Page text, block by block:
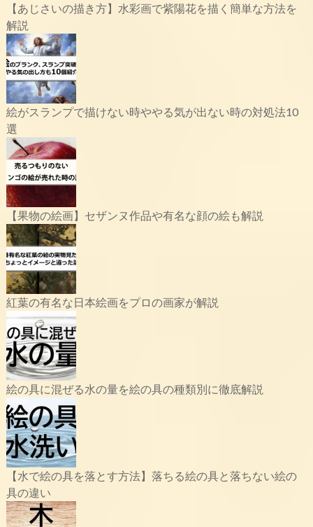
【あじさいの描き方】水彩画で紫陽花を描く簡単な方法を
解説
絵がスランプで描けない時ややる気が出ない時の対処法10
選
【果物の絵画】セザンヌ作品や有名な顔の絵も解説
紅葉の有名な日本絵画をプロの画家が解説
絵の具に混ぜる水の量を絵の具の種類別に徹底解説
【水で絵の具を落とす方法】落ちる絵の具と落ちない絵の
具の違い